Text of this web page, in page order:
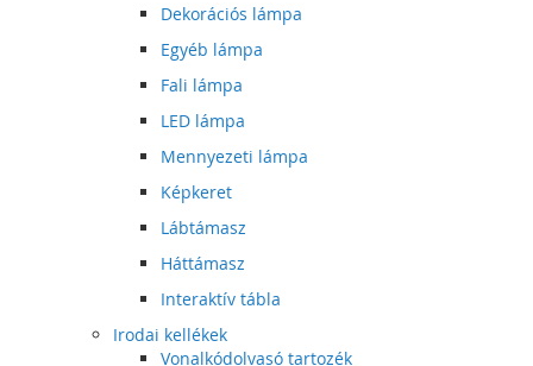
Dekorációs lámpa
Egyéb lámpa
Fali lámpa
LED lámpa
Mennyezeti lámpa
Képkeret
Lábtámasz
Háttámasz
Interaktív tábla
Irodai kellékek
Vonalkódolvasó tartozék